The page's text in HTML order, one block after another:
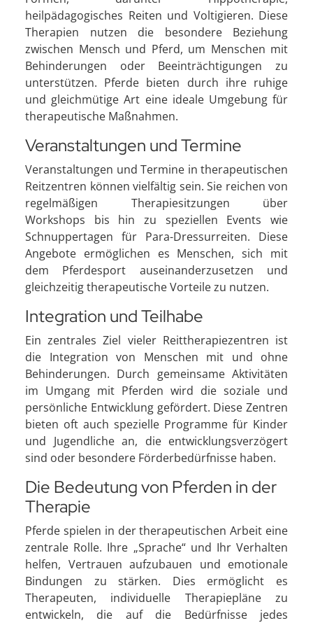
heilpädagogisches Reiten und Voltigieren. Diese
Therapien nutzen die besondere Beziehung
zwischen Mensch und Pferd, um Menschen mit
Behinderungen oder Beeinträchtigungen zu
unterstützen. Pferde bieten durch ihre ruhige
und gleichmütige Art eine ideale Umgebung für
therapeutische Maßnahmen.
Veranstaltungen und Termine
Veranstaltungen und Termine in therapeutischen
Reitzentren können vielfältig sein. Sie reichen von
regelmäßigen Therapiesitzungen über
Workshops bis hin zu speziellen Events wie
Schnuppertagen für Para-Dressurreiten. Diese
Angebote ermöglichen es Menschen, sich mit
dem Pferdesport auseinanderzusetzen und
gleichzeitig therapeutische Vorteile zu nutzen.
Integration und Teilhabe
Ein zentrales Ziel vieler Reittherapiezentren ist
die Integration von Menschen mit und ohne
Behinderungen. Durch gemeinsame Aktivitäten
im Umgang mit Pferden wird die soziale und
persönliche Entwicklung gefördert. Diese Zentren
bieten oft auch spezielle Programme für Kinder
und Jugendliche an, die entwicklungsverzögert
sind oder besondere Förderbedürfnisse haben.
Die Bedeutung von Pferden in der
Therapie
Pferde spielen in der therapeutischen Arbeit eine
zentrale Rolle. Ihre „Sprache“ und Ihr Verhalten
helfen, Vertrauen aufzubauen und emotionale
Bindungen zu stärken. Dies ermöglicht es
Therapeuten, individuelle Therapiepläne zu
entwickeln, die auf die Bedürfnisse jedes